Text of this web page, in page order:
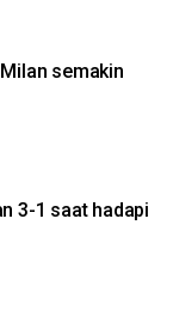
semakin
3-1 saat hadapi